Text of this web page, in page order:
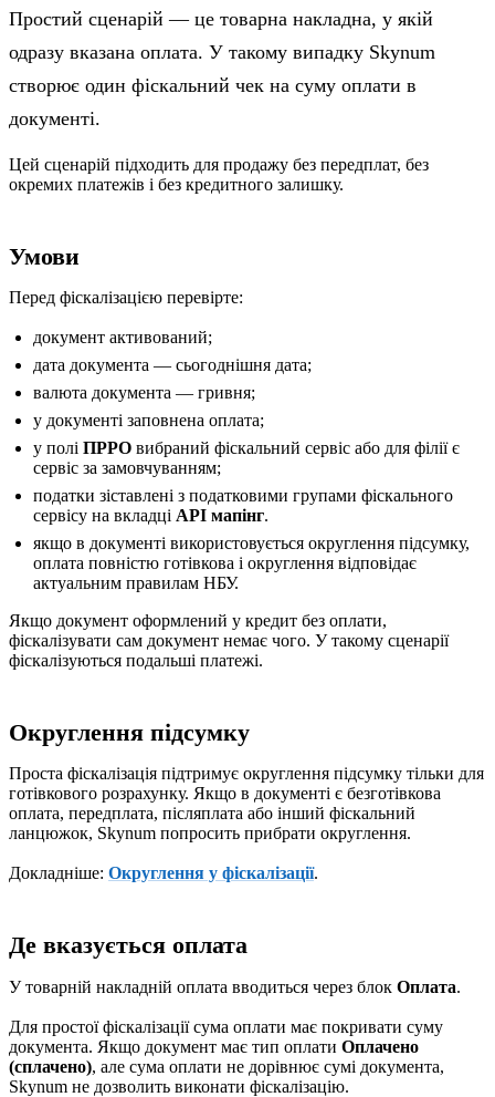
Простий сценарій — це товарна накладна, у якій
одразу вказана оплата. У такому випадку Skynum
створює один фіскальний чек на суму оплати в
документі.
Цей сценарій підходить для продажу без передплат, без
окремих платежів і без кредитного залишку.
Умови
Перед фіскалізацією перевірте:
документ активований;
дата документа — сьогоднішня дата;
валюта документа — гривня;
у документі заповнена оплата;
у полі ПРРОвибраний фіскальний сервіс або для філії є
сервіс за замовчуванням;
податки зіставлені з податковими групами фіскального
сервісу на вкладці API мапінг.
якщо в документі використовується округлення підсумку,
оплата повністю готівкова і округлення відповідає
актуальним правилам НБУ.
Якщо документ оформлений у кредит без оплати,
фіскалізувати сам документ немає чого. У такому сценарії
фіскалізуються подальші платежі.
Округлення підсумку
Проста фіскалізація підтримує округлення підсумку тільки для
готівкового розрахунку. Якщо в документі є безготівкова
оплата, передплата, післяплата або інший фіскальний
ланцюжок, Skynum попросить прибрати округлення.
Докладніше: Округлення у фіскалізації.
Де вказується оплата
У товарній накладній оплата вводиться через блок Оплата.
Для простої фіскалізації сума оплати має покривати суму
документа. Якщо документ має тип оплати Оплачено
(сплачено), але сума оплати не дорівнює сумі документа,
Skynum не дозволить виконати фіскалізацію.